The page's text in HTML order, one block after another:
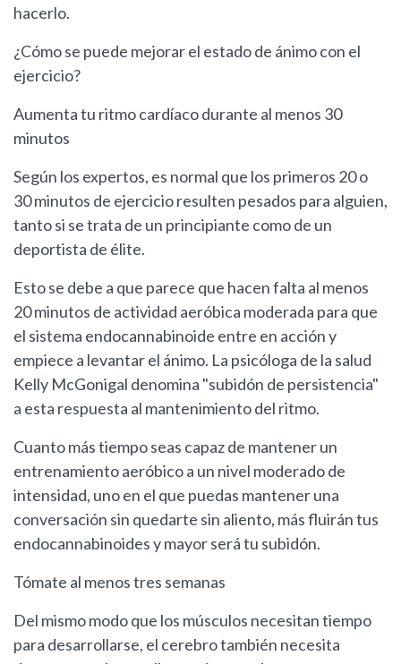
hacerlo.
¿Cómo se puede mejorar el estado de ánimo con el
ejercicio?
Aumenta tu ritmo cardíaco durante al menos 30
minutos
Según los expertos, es normal que los primeros 20 o
30 minutos de ejercicio resulten pesados para alguien,
tanto si se trata de un principiante como de un
deportista de élite.
Esto se debe a que parece que hacen falta al menos
20 minutos de actividad aeróbica moderada para que
el sistema endocannabinoide entre en acción y
empiece a levantar el ánimo. La psicóloga de la salud
Kelly McGonigal denomina "subidón de persistencia"
a esta respuesta al mantenimiento del ritmo.
Cuanto más tiempo seas capaz de mantener un
entrenamiento aeróbico a un nivel moderado de
intensidad, uno en el que puedas mantener una
conversación sin quedarte sin aliento, más fluirán tus
endocannabinoides y mayor será tu subidón.
Tómate al menos tres semanas
Del mismo modo que los músculos necesitan tiempo
para desarrollarse, el cerebro también necesita